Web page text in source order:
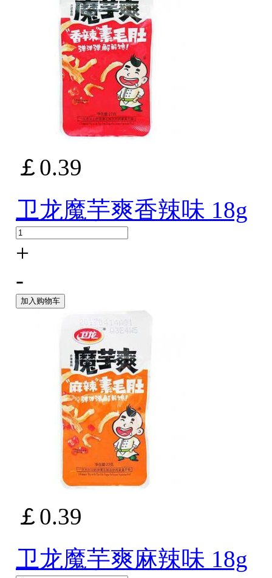
￡0.39
卫龙魔芋爽香辣味 18g
+
-
加入购物车
￡0.39
卫龙魔芋爽麻辣味 18g